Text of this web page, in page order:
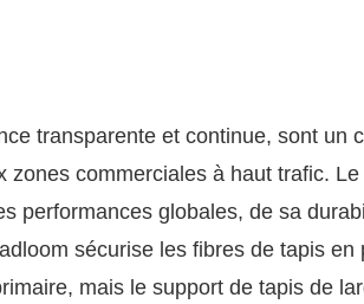
transparente et continue, sont un
commerciales à haut trafic.
performances globales, de sa
sécurise les fibres de tapis
mais le support de tapis de